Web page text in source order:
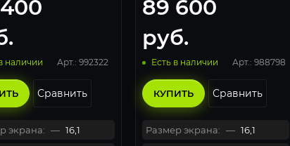
наличии Арт.: 992322
Сравнить
экрана: — 16,1
89 600
руб.
Есть в наличии Арт.: 988798
КУПИТЬ Сравнить
Размер экрана: — 16,1